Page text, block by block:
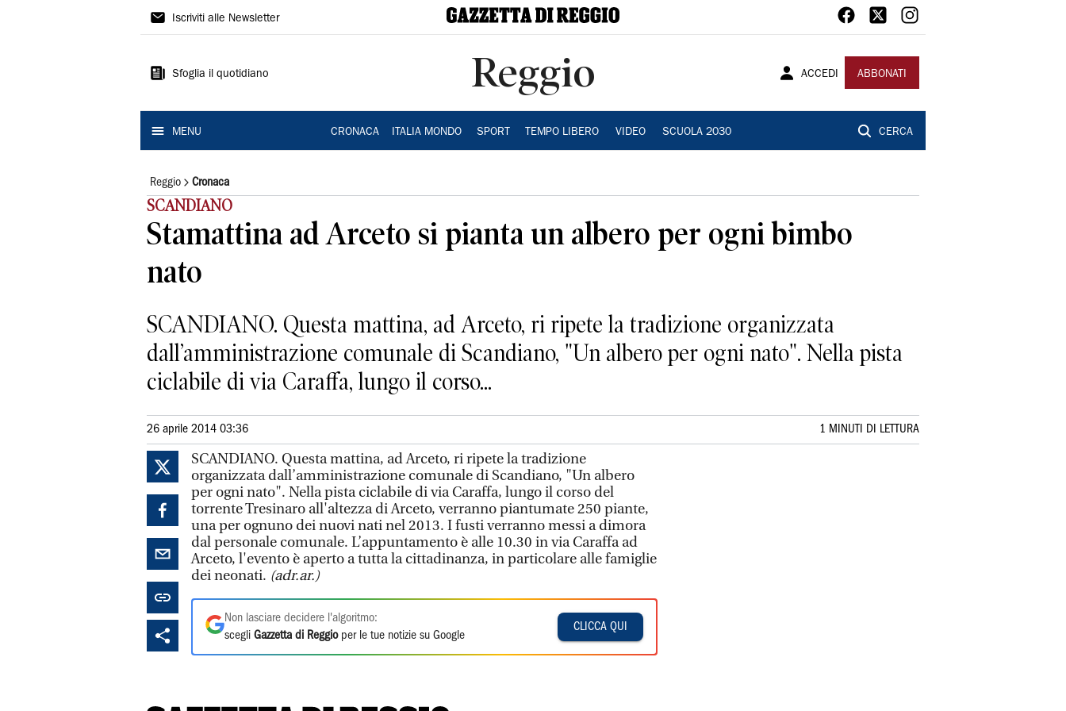
Gazzetta
Reggio
Iscriviti alle Newsletter
Sfoglia il quotidiano Reggio ACCEDI ABBONATI
MENU CRONACA ITALIA MONDO SPORT TEMPO LIBERO VIDEO SCUOLA 2030 CERCA
Reggio Cronaca
SCANDIANO
Stamattina ad Arceto si pianta un albero per ogni bimbo
nato
SCANDIANO. Questa mattina, ad Arceto, ri ripete la tradizione organizzata
dall’amministrazione comunale di Scandiano, "Un albero per ogni nato". Nella pista
ciclabile di via Caraffa, lungo il corso...
26 aprile 2014 03:36 1 MINUTI DI LETTURA
SCANDIANO. Questa mattina, ad Arceto, ri ripete la tradizione
organizzata dall’amministrazione comunale di Scandiano, "Un albero
per ogni nato". Nella pista ciclabile di via Caraffa, lungo il corso del
torrente Tresinaro all'altezza di Arceto, verranno piantumate 250 piante,
una per ognuno dei nuovi nati nel 2013. I fusti verranno messi a dimora
dal personale comunale. L’appuntamento è alle 10.30 in via Caraffa ad
Arceto, l'evento è aperto a tutta la cittadinanza, in particolare alle famiglie
dei neonati. (adr.ar.)
Non lasciare decidere l'algoritmo:
scegli Gazzetta di Reggioper le tue notizie su Google
CLICCA QUI